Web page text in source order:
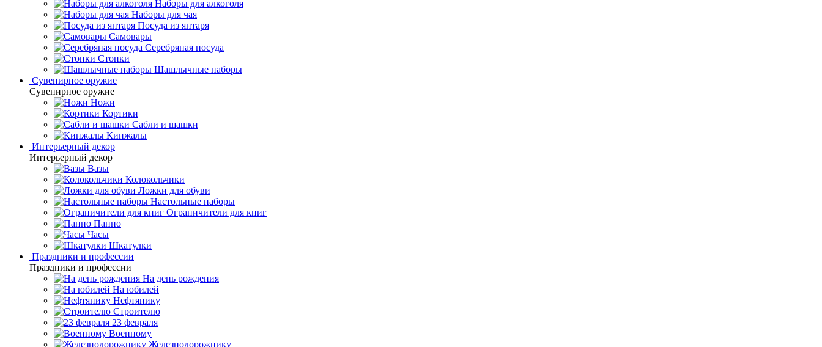
Наборы для алкоголя
Наборы для чая
Посуда из янтаря
Самовары
Серебряная посуда
Стопки
Шашлычные наборы
Сувенирное оружие
Сувенирное оружие
Ножи
Кортики
Сабли и шашки
Кинжалы
Интерьерный декор
Интерьерный декор
Вазы
Колокольчики
Ложки для обуви
Настольные наборы
Ограничители для книг
Панно
Часы
Шкатулки
Праздники и профессии
Праздники и профессии
На день рождения
На юбилей
Нефтянику
Строителю
23 февраля
Военному
Железнодорожнику